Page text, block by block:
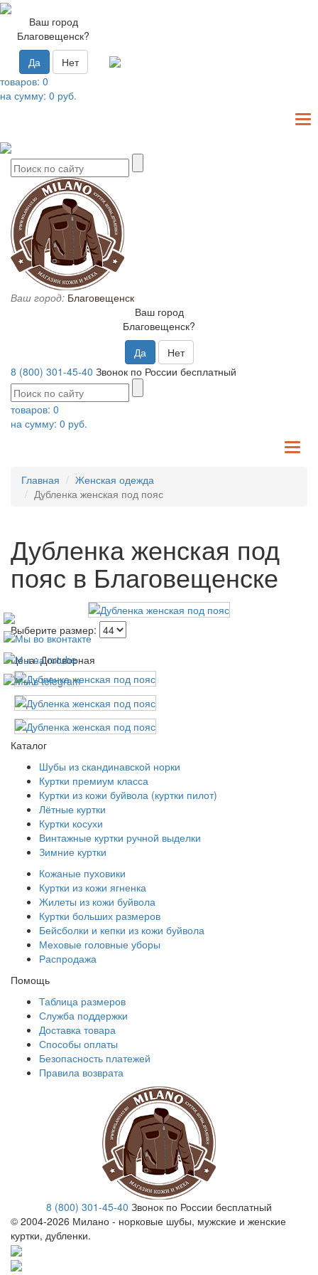
Ваш город
Благовещенск?
Да
Нет
товаров: 0
на сумму: 0 руб.
Ваш город: Благовещенск
Ваш город
Благовещенск?
Да
Нет
8 (800) 301-45-40 Звонок по России бесплатный
товаров: 0
на сумму: 0 руб.
Главная
Женская одежда
Дубленка женская под пояс
Дубленка женская под
пояс в Благовещенске
Выберите размер:
Цена: Договорная
Каталог
Шубы из скандинавской норки
Куртки премиум класса
Куртки из кожи буйвола (куртки пилот)
Лётные куртки
Куртки косухи
Винтажные куртки ручной выделки
Зимние куртки
Кожаные пуховики
Куртки из кожи ягненка
Жилеты из кожи буйвола
Куртки больших размеров
Бейсболки и кепки из кожи буйвола
Меховые головные уборы
Распродажа
Помощь
Таблица размеров
Служба поддержки
Доставка товара
Способы оплаты
Безопасность платежей
Правила возврата
8 (800) 301-45-40 Звонок по России бесплатный
© 2004-2026 Милано - норковые шубы, мужские и женские
куртки, дубленки.